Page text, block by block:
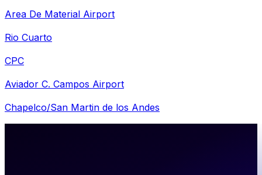
Area De Material Airport
Rio Cuarto
CPC
Aviador C. Campos Airport
Chapelco/San Martin de los Andes